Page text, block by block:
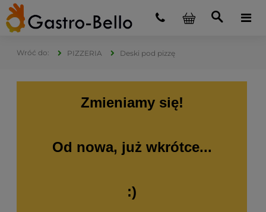
PIZZERIA Deski pod pizzę
Zmieniamy się!
Od nowa, już wkrótce...
:)